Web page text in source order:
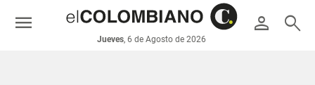
económicos
Colombia
person search
Jueves, 6 de Agosto de 2026
menu